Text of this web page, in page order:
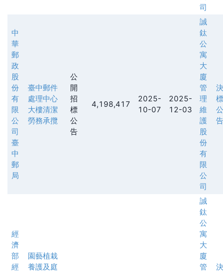
司
中
華
郵
政
股
份
有
限
公
司
臺
中
郵
局
臺中郵件
處理中心
大樓清潔
勞務承攬
公
開
招
標
公
告
4,198,417
2025-
10-07
2025-
12-03
誠
鈦
公
寓
大
廈
管
理
維
護
股
份
有
限
公
司
決
標
公
告
經
濟
部
經
園藝植栽
養護及庭
誠
鈦
公
寓
大
廈
管
決